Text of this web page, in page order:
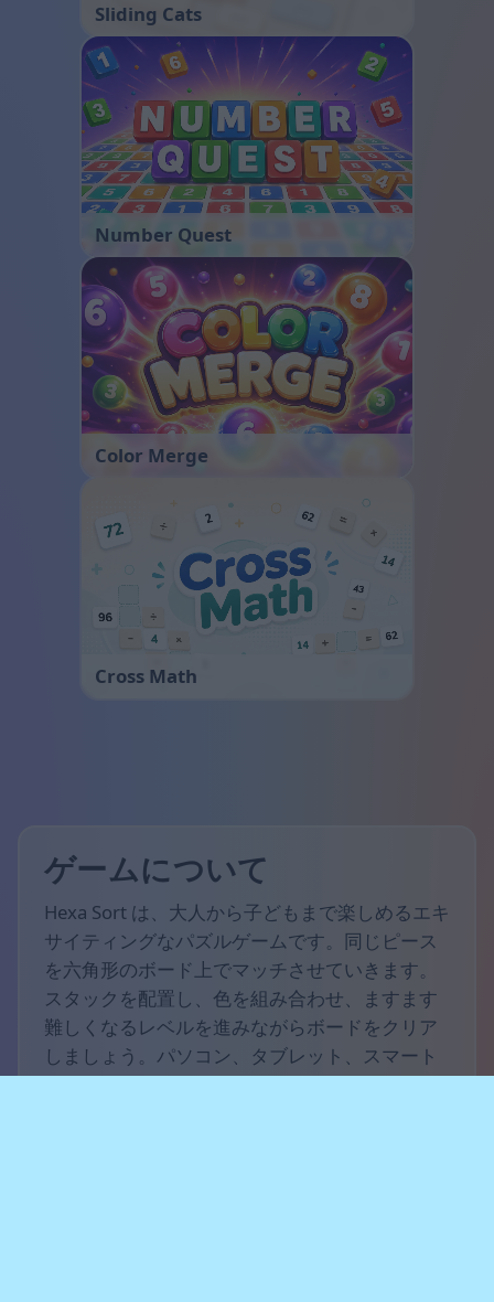
Sliding Cats
Number Quest
Color Merge
Cross Math
ゲームについて
Hexa Sort は、大人から子どもまで楽しめるエキ
サイティングなパズルゲームです。同じピース
を六角形のボード上でマッチさせていきます。
スタックを配置し、色を組み合わせ、ますます
難しくなるレベルを進みながらボードをクリア
しましょう。パソコン、タブレット、スマート
フォンで、リラックスしながらもやみつきにな